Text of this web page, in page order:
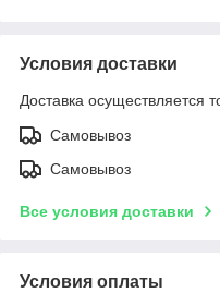
Условия доставки
Доставка осуществляется
Самовывоз
Самовывоз
Все условия доставки
Условия оплаты